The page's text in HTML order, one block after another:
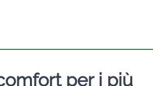
per i più